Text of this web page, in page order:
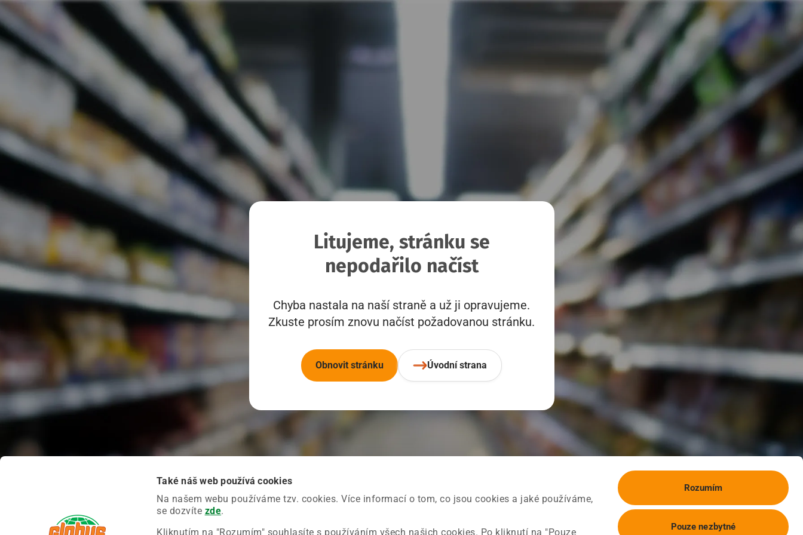
Také náš web používá cookies
Na našem webu používáme tzv. cookies. Více informací o tom, co jsou cookies a jaké používáme,
se dozvíte zde.
Kliknutím na "Rozumím" souhlasíte s používáním všech našich cookies. Po kliknutí na "Pouze
Rozumím
Pouze nezbytné
Litujeme, stránku se
nepodařilo načíst
Chyba nastala na naší straně a už ji opravujeme.
Zkuste prosím znovu načíst požadovanou stránku.
Obnovit stránku Úvodní strana